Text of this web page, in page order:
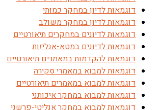
דוגמאות לדיון במחקר כמותי
דוגמאות לדיון במחקר משולב
דוגמאות לדיונים במחקרים תיאורטיים
דוגמאות לדיונים במטא-אנליזות
דוגמאות להקדמות במאמרים תיאורטיים
דוגמאות למבוא במאמרי סקירה
דוגמאות למבוא במאמרים תיאורטיים
דוגמאות למבוא במחקר איכותני
דוגמאות למבוא במחקר אנליטי-פרשני